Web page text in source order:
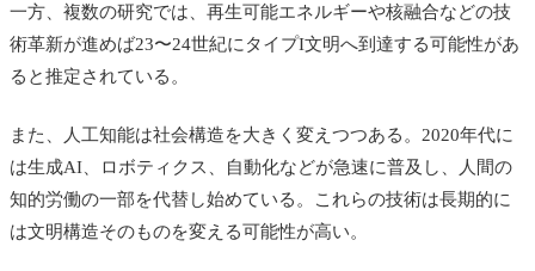
一方、複数の研究では、再生可能エネルギーや核融合などの技
術革新が進めば23〜24世紀にタイプI文明へ到達する可能性があ
ると推定されている。
また、人工知能は社会構造を大きく変えつつある。2020年代に
は生成AI、ロボティクス、自動化などが急速に普及し、人間の
知的労働の一部を代替し始めている。これらの技術は長期的に
は文明構造そのものを変える可能性が高い。